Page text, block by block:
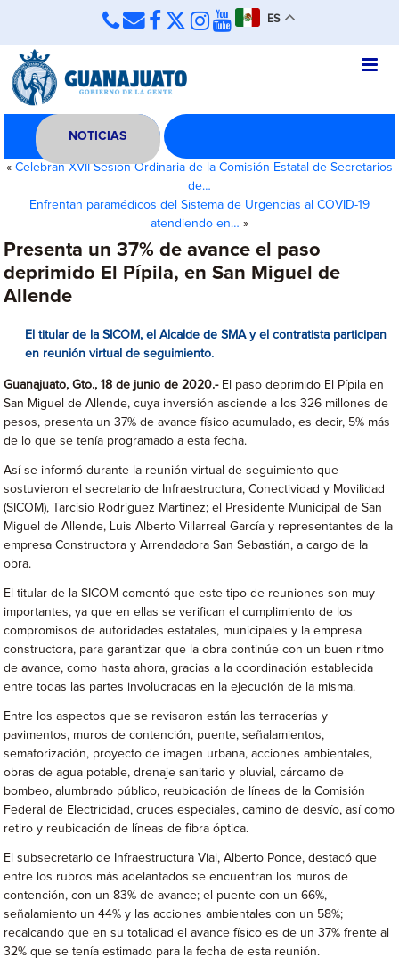
ES
NOTICIAS
« Celebran XVII Sesión Ordinaria de la Comisión Estatal de Secretarios
de…
Enfrentan paramédicos del Sistema de Urgencias al COVID-19
atendiendo en… »
Presenta un 37% de avance el paso
deprimido El Pípila, en San Miguel de
Allende
El titular de la SICOM, el Alcalde de SMA y el contratista participan
en reunión virtual de seguimiento.
Guanajuato, Gto., 18 de junio de 2020.-El paso deprimido El Pípila en
San Miguel de Allende, cuya inversión asciende a los 326 millones de
pesos, presenta un 37% de avance físico acumulado, es decir, 5% más
de lo que se tenía programado a esta fecha.
Así se informó durante la reunión virtual de seguimiento que
sostuvieron el secretario de Infraestructura, Conectividad y Movilidad
(SICOM), Tarcisio Rodríguez Martínez; el Presidente Municipal de San
Miguel de Allende, Luis Alberto Villarreal García y representantes de la
empresa Constructora y Arrendadora San Sebastián, a cargo de la
obra.
El titular de la SICOM comentó que este tipo de reuniones son muy
importantes, ya que en ellas se verifican el cumplimiento de los
compromisos de autoridades estatales, municipales y la empresa
constructora, para garantizar que la obra continúe con un buen ritmo
de avance, como hasta ahora, gracias a la coordinación establecida
entre todas las partes involucradas en la ejecución de la misma.
Entre los aspectos que se revisaron están las terracerías y
pavimentos, muros de contención, puente, señalamientos,
semaforización, proyecto de imagen urbana, acciones ambientales,
obras de agua potable, drenaje sanitario y pluvial, cárcamo de
bombeo, alumbrado público, reubicación de líneas de la Comisión
Federal de Electricidad, cruces especiales, camino de desvío, así como
retiro y reubicación de líneas de fibra óptica.
El subsecretario de Infraestructura Vial, Alberto Ponce, destacó que
entre los rubros más adelantados se encuentran los muros de
contención, con un 83% de avance; el puente con un 66%,
señalamiento un 44% y las acciones ambientales con un 58%;
recalcando que en su totalidad el avance físico es de un 37% frente al
32% que se tenía estimado para la fecha de esta reunión.